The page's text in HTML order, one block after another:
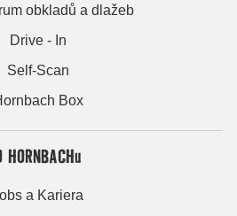
obkladů a dlažeb
Drive - In
Self-Scan
Box
HORNBACHu
a Kariera